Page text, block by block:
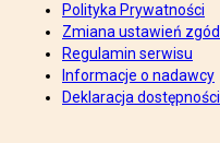
Polityka Prywatności
Zmiana ustawień zgód
Regulamin serwisu
Informacje o nadawcy
Deklaracja dostępności